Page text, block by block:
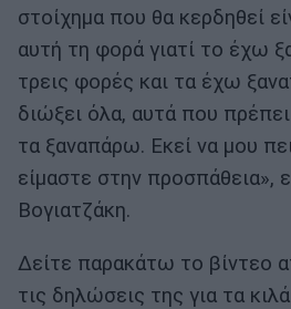
στοίχημα που θα κερδηθεί
αυτή τη φορά γιατί το έχω
τρεις φορές και τα έχω
διώξει όλα, αυτά που
τα ξαναπάρω. Εκεί να μου
είμαστε στην προσπάθεια»,
Βογιατζάκη.
Δείτε παρακάτω το βίντεο
τις δηλώσεις της για τα